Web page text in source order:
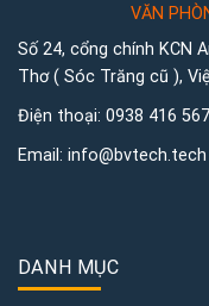
VĂN
Số 24, cổng chính KCN
Thơ ( Sóc Trăng cũ ),
Điện thoại: 0938 416 567
Email: info@bvtech.tech
DANH MỤC